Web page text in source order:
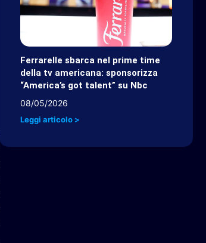
Ferrarelle sbarca nel prime time
della tv americana: sponsorizza
“America’s got talent” su Nbc
08/05/2026
Leggi articolo >